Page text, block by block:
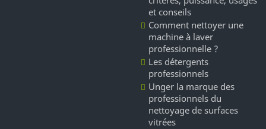
et conseils
Comment nettoyer une
machine à laver
professionnelle ?
Les détergents
professionnels
Unger la marque des
professionnels du
nettoyage de surfaces
vitrées